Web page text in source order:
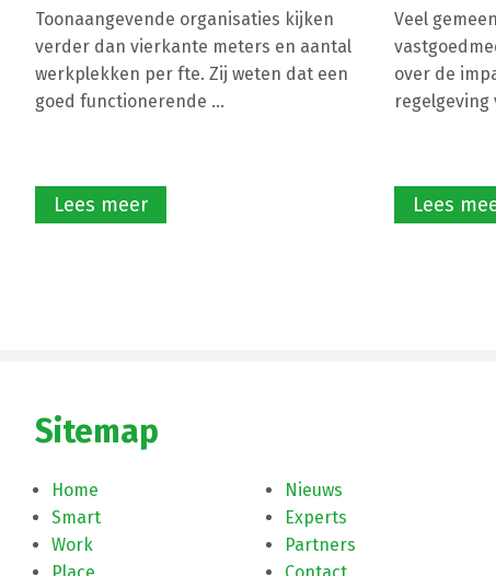
Toonaangevende organisaties kijken
verder dan vierkante meters en aantal
werkplekken per fte. Zij weten dat een
goed functionerende ...
Lees meer
Veel
over de
regelgeving
Lees
Sitemap
Home
Smart
Work
Nieuws
Experts
Partners